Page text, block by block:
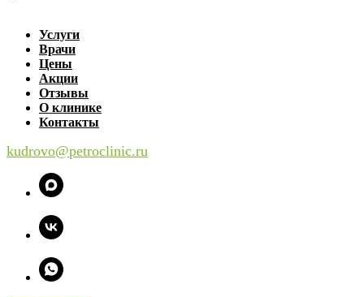
Услуги
Врачи
Цены
Акции
Отзывы
О клинике
Контакты
kudrovo@petroclinic.ru